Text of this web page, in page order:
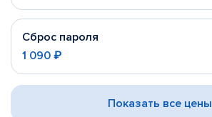
Сброс пароля
1 090 ₽
Показать все цены